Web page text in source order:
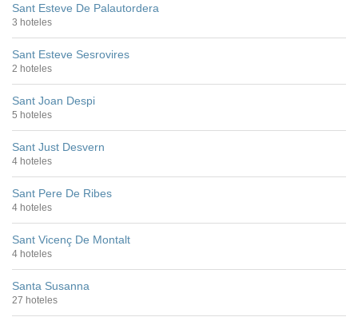
Sant Esteve De Palautordera
3 hoteles
Sant Esteve Sesrovires
2 hoteles
Sant Joan Despi
5 hoteles
Sant Just Desvern
4 hoteles
Sant Pere De Ribes
4 hoteles
Sant Vicenç De Montalt
4 hoteles
Santa Susanna
27 hoteles